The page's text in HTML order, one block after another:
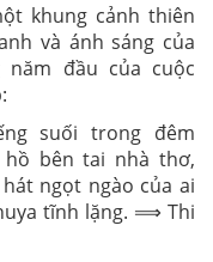
khung cảnh thiên
và ánh sáng của
đầu của cuộc
suối trong đêm
hồ bên tai nhà thơ,
ngọt ngào của ai
tĩnh lặng. ⟹ Thi